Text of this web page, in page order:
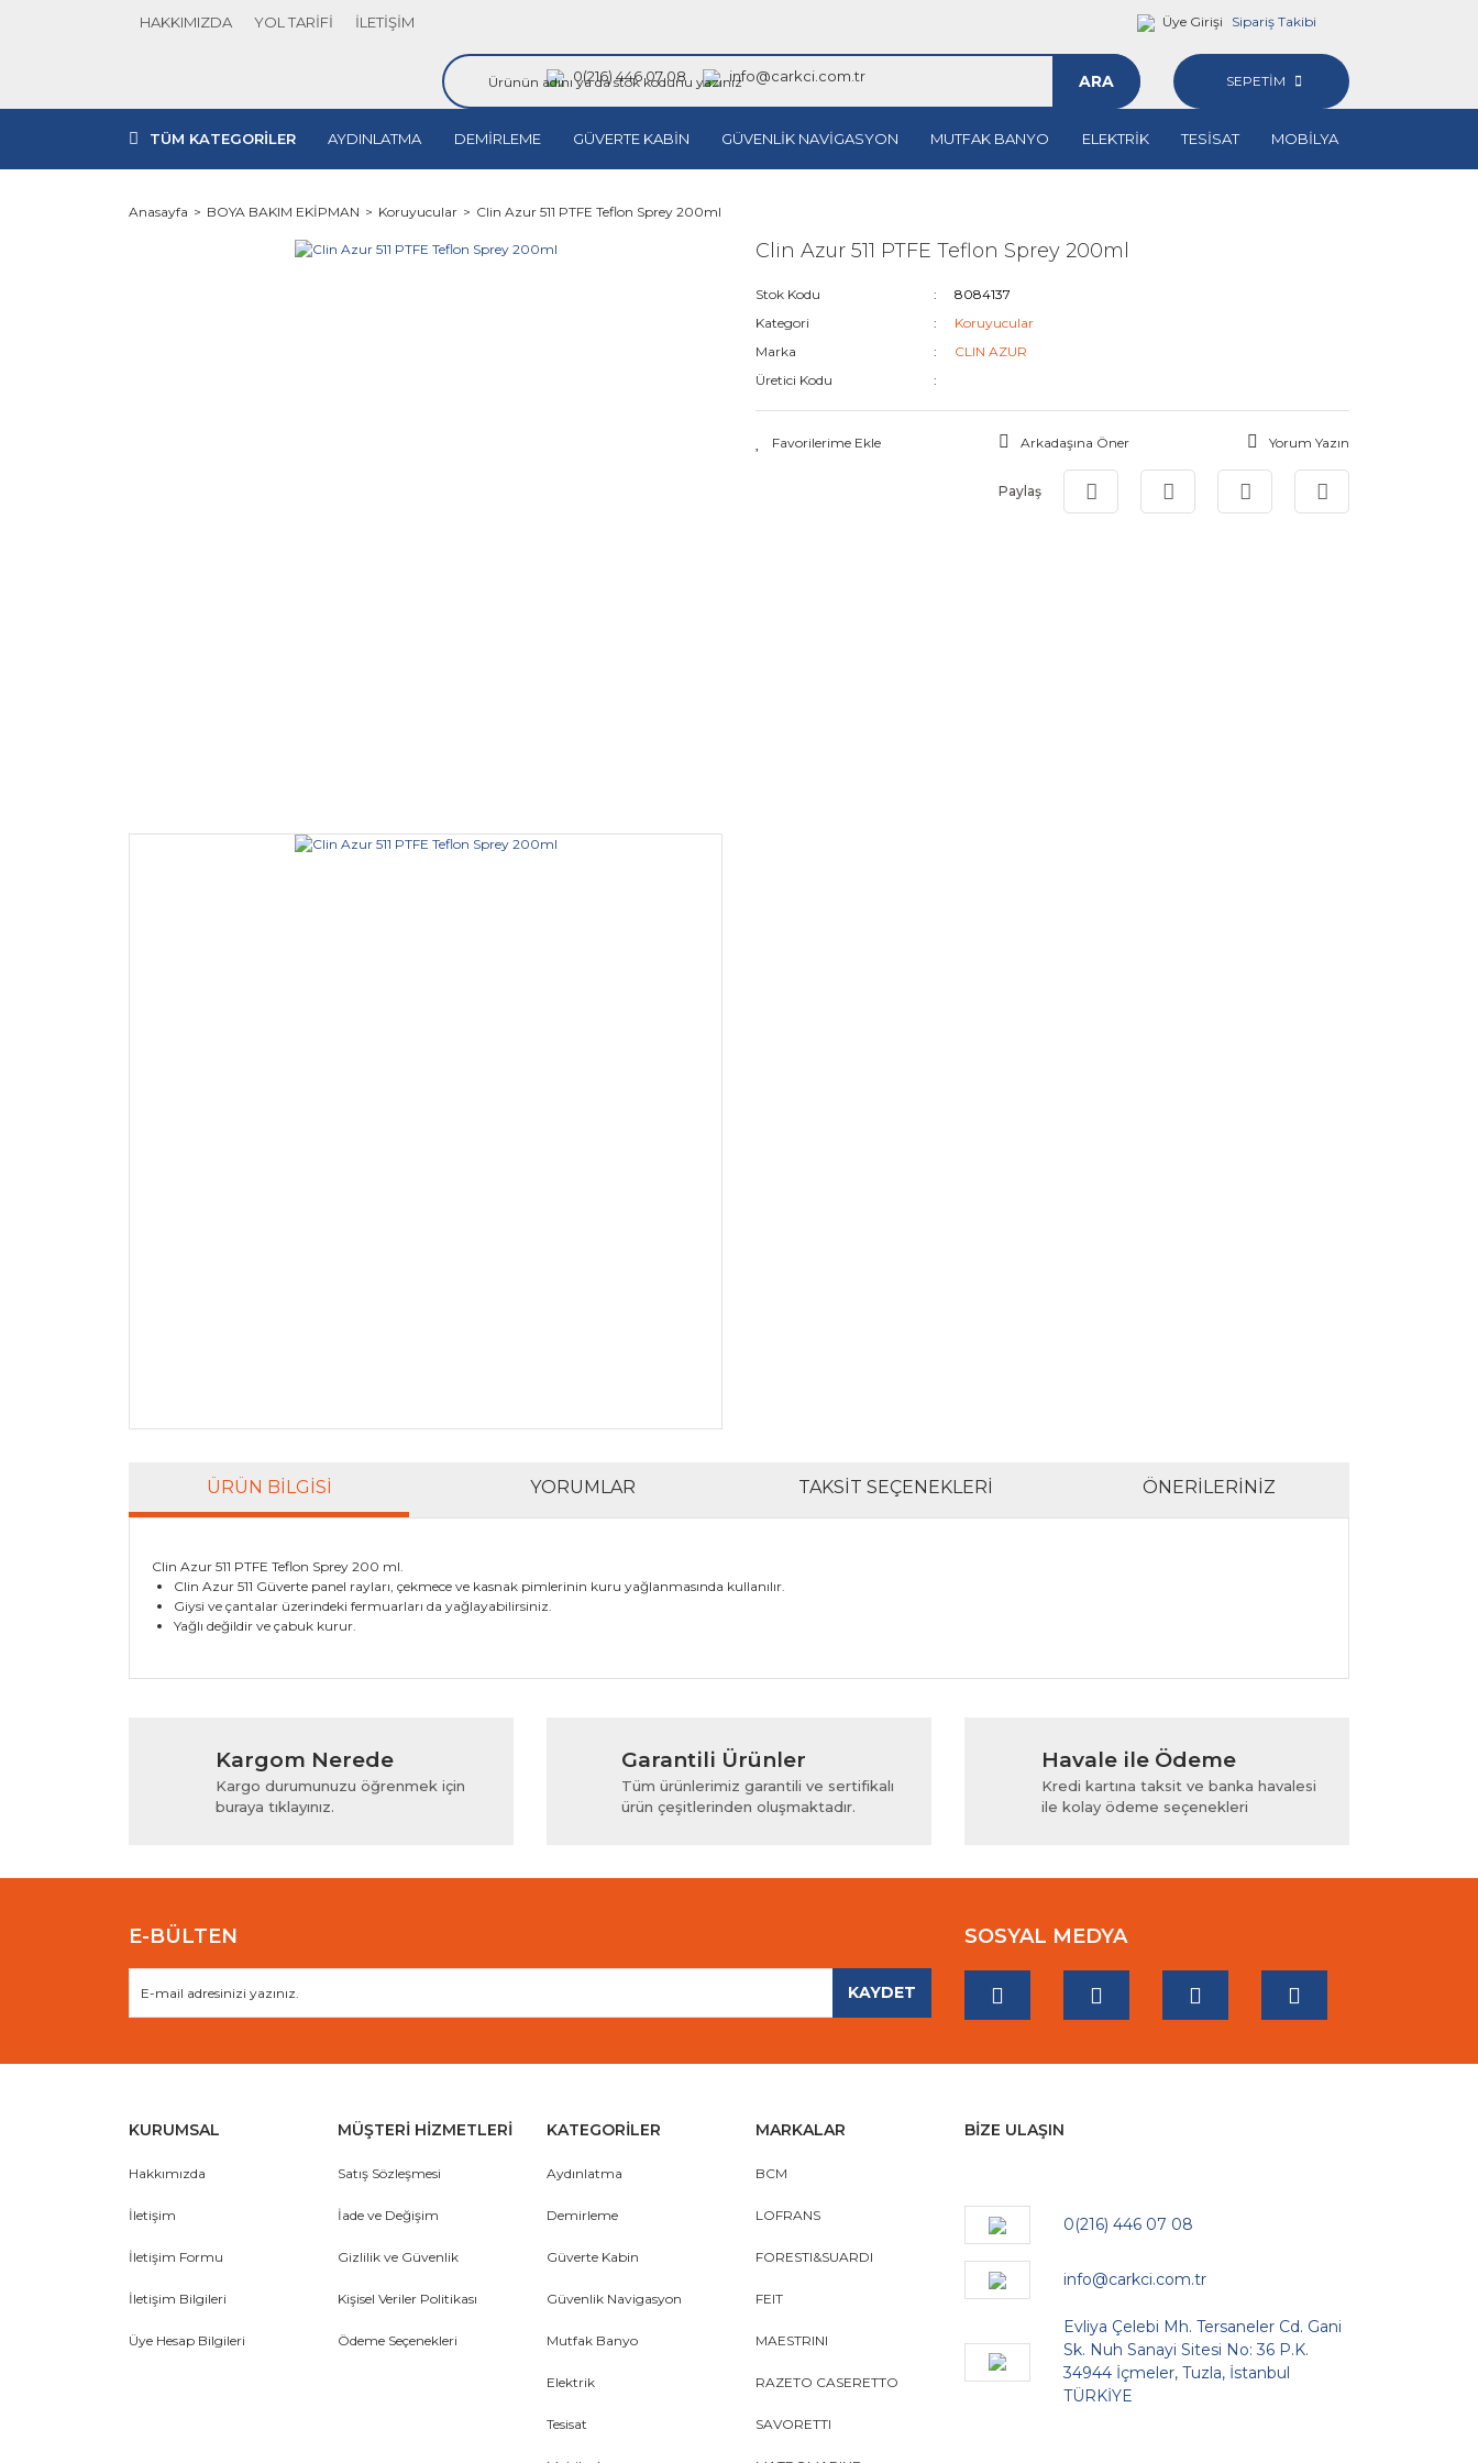
HAKKIMIZDA YOL TARİFİ İLETİŞİM Üye Girişi Sipariş Takibi
0(216) 446 07 08 info@carkci.com.tr ARA SEPETİM
TÜM KATEGORİLER AYDINLATMA DEMİRLEME GÜVERTE KABİN GÜVENLİK NAVİGASYON MUTFAK BANYO ELEKTRİK TESİSAT MOBİLYA
Anasayfa BOYA BAKIM EKİPMAN Koruyucular Clin Azur 511 PTFE Teflon Sprey 200ml
Clin Azur 511 PTFE Teflon Sprey 200ml
Stok Kodu
8084137
Kategori
Koruyucular
Marka
CLIN AZUR
Üretici Kodu
Arkadaşına Öner Yorum Yazın
Paylaş
ÜRÜN BILGISI YORUMLAR TAKSIT SEÇENEKLERI ÖNERILERINIZ
Clin Azur 511 PTFE Teflon Sprey 200 ml.
Clin Azur 511 Güverte panel rayları, çekmece ve kasnak pimlerinin kuru yağlanmasında kullanılır.
Giysi ve çantalar üzerindeki fermuarları da yağlayabilirsiniz.
Yağlı değildir ve çabuk kurur.
Yorum Yaz
Bu ürünün fiyat bilgisi, resim, ürün açıklamalarında ve diğer konularda yetersiz gördüğünüz noktaları öneri formunu kullanarak tarafımıza iletebilirsiniz.
Ürün resmi kalitesiz, bozuk veya görüntülenemiyor.
Ürün açıklamasında eksik bilgiler bulunuyor.
Ürün bilgilerinde hatalar bulunuyor.
Bu ürüne benzer farklı alternatifler olmalı.
Kargom Nerede
Kargo durumunuzu öğrenmek için
buraya tıklayınız.
Garantili Ürünler
Tüm ürünlerimiz garantili ve sertifikalı
ürün çeşitlerinden oluşmaktadır.
Havale ile Ödeme
Kredi kartına taksit ve banka havalesi
ile kolay ödeme seçenekleri
E-BÜLTEN
KAYDET
SOSYAL MEDYA
KURUMSAL
Hakkımızda
İletişim
İletişim Formu
İletişim Bilgileri
Üye Hesap Bilgileri
MÜŞTERİ HİZMETLERİ
Satış Sözleşmesi
İade ve Değişim
Gizlilik ve Güvenlik
Kişisel Veriler Politikası
Ödeme Seçenekleri
KATEGORİLER
Aydınlatma
Demirleme
Güverte Kabin
Güvenlik Navigasyon
Mutfak Banyo
Elektrik
Tesisat
MARKALAR
BCM
LOFRANS
FORESTI&SUARDI
FEIT
MAESTRINI
RAZETO CASERETTO
SAVORETTI
BİZE ULAŞIN
0(216) 446 07 08
info@carkci.com.tr
Evliya Çelebi Mh. Tersaneler Cd. Gani
Sk. Nuh Sanayi Sitesi No: 36 P.K.
34944 İçmeler, Tuzla, İstanbul
TÜRKİYE